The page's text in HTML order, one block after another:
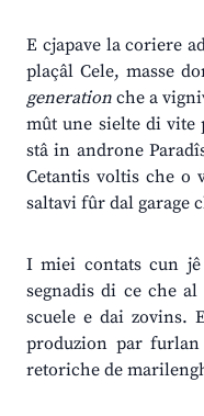
E cjapave la coriere
plaçâl Cele, masse
generation che a
mût une sielte di vite
stâ in androne
Cetantis voltis che o
saltavi fûr dal garage
I miei contats cun jê
segnadis di ce che
scuele e dai zovins.
produzion par
retoriche de